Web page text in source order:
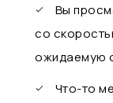
Вы
со
ожидаемую
Что-то